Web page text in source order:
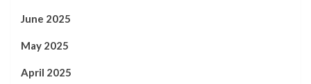
June 2025
May 2025
April 2025